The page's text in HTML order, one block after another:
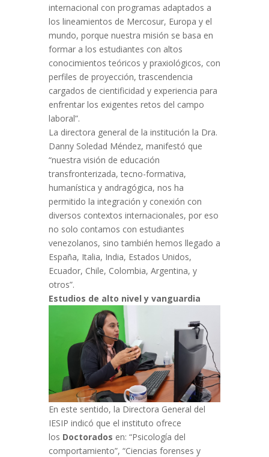
internacional con programas adaptados a
los lineamientos de Mercosur, Europa y el
mundo, porque nuestra misión se basa en
formar a los estudiantes con altos
conocimientos teóricos y praxiológicos, con
perfiles de proyección, trascendencia
cargados de cientificidad y experiencia para
enfrentar los exigentes retos del campo
laboral”.
La directora general de la institución la Dra.
Danny Soledad Méndez, manifestó que
“nuestra visión de educación
transfronterizada, tecno-formativa,
humanística y andragógica, nos ha
permitido la integración y conexión con
diversos contextos internacionales, por eso
no solo contamos con estudiantes
venezolanos, sino también hemos llegado a
España, Italia, India, Estados Unidos,
Ecuador, Chile, Colombia, Argentina, y
otros”.
Estudios de alto nivel y vanguardia
En este sentido, la Directora General del
IESIP indicó que el instituto ofrece
los Doctorados en: “Psicología del
comportamiento”, “Ciencias forenses y